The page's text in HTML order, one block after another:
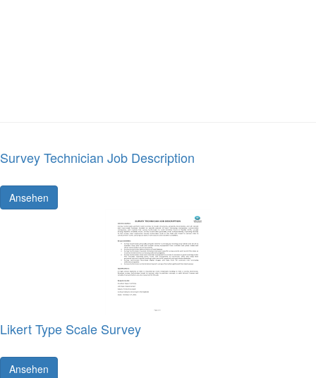
Survey Technician Job Description
Ansehen
Likert Type Scale Survey
Ansehen